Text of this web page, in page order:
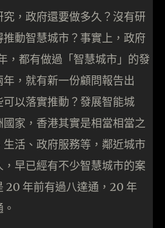
，政府還要做多久？沒有研
動智慧城市？事實上，政府
，都有做過「智慧城市」的發
，就有新一份顧問報告出
以落實推動？發展智能城
家，香港其實是相當相當之
活、政府服務等，鄰近城市
早已經有不少智慧城市的案
20 年前有過八達通，20 年